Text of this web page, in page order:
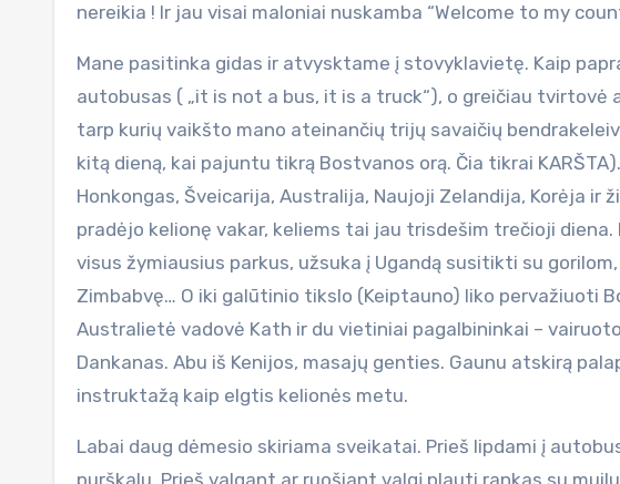
nereikia ! Ir jau visai maloniai nuskamba “Welcome to my
Mane pasitinka gidas ir atvysktame į stovyklavietę. Kaip
autobusas ( „it is not a bus, it is a truck“), o greičiau
tarp kurių vaikšto mano ateinančių trijų savaičių
kitą dieną, kai pajuntu tikrą Bostvanos orą. Čia tikrai
Honkongas, Šveicarija, Australija, Naujoji Zelandija, Korėja ir
pradėjo kelionę vakar, keliems tai jau trisdešim trečioji
visus žymiausius parkus, užsuka į Ugandą susitikti su
Zimbabvę… O iki galūtinio tikslo (Keiptauno) liko pervažiuoti
Australietė vadovė Kath ir du vietiniai pagalbininkai –
Dankanas. Abu iš Kenijos, masajų genties. Gaunu atskirą
instruktažą kaip elgtis kelionės metu.
Labai daug dėmesio skiriama sveikatai. Prieš lipdami į
purškalu. Prieš valgant ar ruošiant valgį plauti rankas su